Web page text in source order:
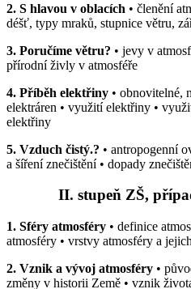
2. S hlavou v oblacích • členění
déšť, typy mraků, stupnice větru,
3. Poručíme větru? • jevy v
přírodní živly v atmosféře
4. Příběh elektřiny • obnovitelné,
elektráren • využití elektřiny •
elektřiny
5. Vzduch čistý.? • antropogenní
a šíření znečištění • dopady
II. stupeň ZŠ,
1. Sféry atmosféry • definice
atmosféry • vrstvy atmosféry a
2. Vznik a vývoj atmosféry •
změny v historii Země • vznik